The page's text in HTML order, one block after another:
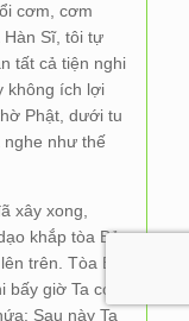
cơm, cơm
Sĩ, tôi tự
tất cả tiện nghi
không ích lợi
Phật, dưới tu
nghe như thế
xây xong,
khắp tòa Bảo
trên. Tòa Bảo
bấy giờ Ta có
Sau này Ta